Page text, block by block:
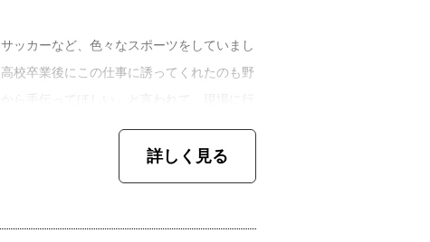
ッカーなど、色々なスポーツをしていまし
校卒業後にこの仕事に誘ってくれたのも野
でに塗装や電気関係の仕事を経験していた
での仕事に比べて作業が細かくて特殊な仕
すね。例えば雨漏りとか、お客さまの困り
詳しく見る